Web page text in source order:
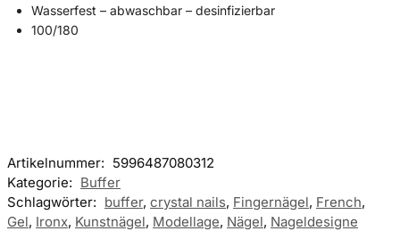
Wasserfest – abwaschbar – desinfizierbar
100/180
Artikelnummer: 5996487080312
Kategorie: Buffer
Schlagwörter: buffer, crystal nails, Fingernägel, French,
Gel, Ironx, Kunstnägel, Modellage, Nägel, Nageldesigne